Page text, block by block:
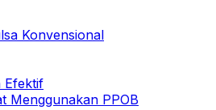
Konvensional
Efektif
Menggunakan PPOB